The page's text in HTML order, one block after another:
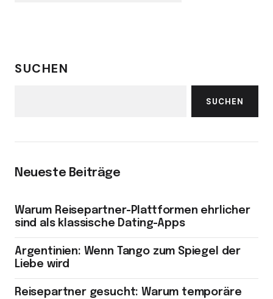
SUCHEN
SUCHEN
Neueste Beiträge
Warum Reisepartner-Plattformen ehrlicher
sind als klassische Dating-Apps
Argentinien: Wenn Tango zum Spiegel der
Liebe wird
Reisepartner gesucht: Warum temporäre